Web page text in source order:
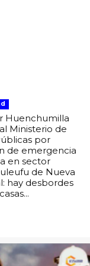
Huenchumilla
Ministerio de
por
de emergencia
en sector
de Nueva
hay desbordes